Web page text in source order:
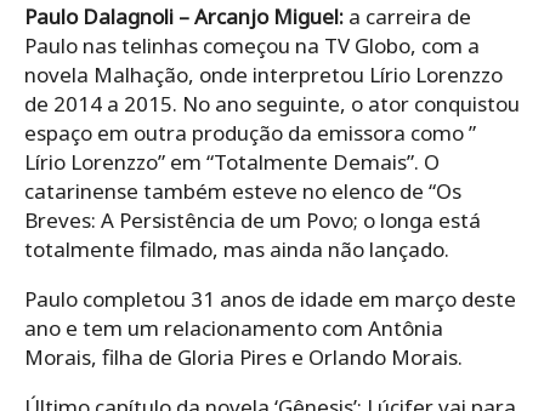
Paulo Dalagnoli – Arcanjo Miguel: a carreira de
Paulo nas telinhas começou na TV Globo, com a
novela Malhação, onde interpretou Lírio Lorenzzo
de 2014 a 2015. No ano seguinte, o ator conquistou
espaço em outra produção da emissora como ”
Lírio Lorenzzo” em “Totalmente Demais”. O
catarinense também esteve no elenco de “Os
Breves: A Persistência de um Povo; o longa está
totalmente filmado, mas ainda não lançado.
Paulo completou 31 anos de idade em março deste
ano e tem um relacionamento com Antônia
Morais, filha de Gloria Pires e Orlando Morais.